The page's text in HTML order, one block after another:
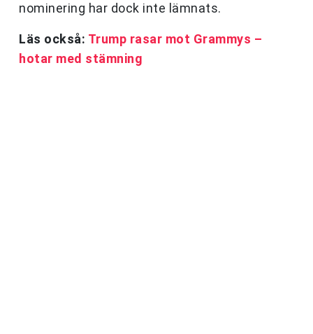
nominering har dock inte lämnats.
Läs också: Trump rasar mot Grammys –
hotar med stämning